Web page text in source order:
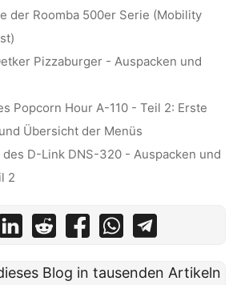
der Roomba 500er Serie (Mobility
Pizzaburger - Auspacken und
Popcorn Hour A-110 - Teil 2: Erste
Übersicht der Menüs
D-Link DNS-320 - Auspacken und
2
Blog in tausenden Artikeln